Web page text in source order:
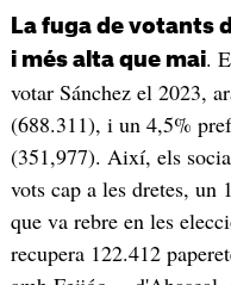
La fuga de votants
i més alta que mai.
votar Sánchez el 2023,
(688.311), i un 4,5%
(351,977). Així, els
vots cap a les dretes,
que va rebre en les
recupera 122.412